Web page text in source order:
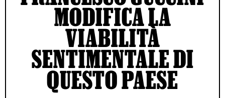
MODIFICA LA
VIABILITÀ
SENTIMENTALE DI
QUESTO PAESE